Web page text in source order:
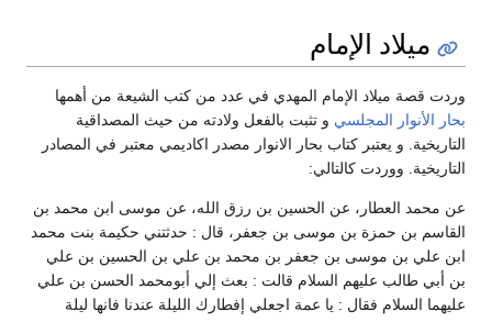
ميلاد الإمام
وردت قصة ميلاد الإمام المهدي في عدد من كتب الشيعة من أهمها
بحار الأنوار المجلسي و تثبت بالفعل ولادته من حيث المصداقية
التاريخية. و يعتبر كتاب بحار الانوار مصدر اكاديمي معتبر في المصادر
التاريخية. ووردت كالتالي:
عن محمد العطار، عن الحسين بن رزق الله، عن موسى ابن محمد بن
القاسم بن حمزة بن موسى بن جعفر، قال : حدثتني حكيمة بنت محمد
ابن علي بن موسى بن جعفر بن محمد بن علي بن الحسين بن علي
بن أبي طالب عليهم السلام قالت : بعث إلي أبومحمد الحسن بن علي
عليهما السلام فقال : يا عمة اجعلي إفطارك الليلة عندنا فانها ليلة